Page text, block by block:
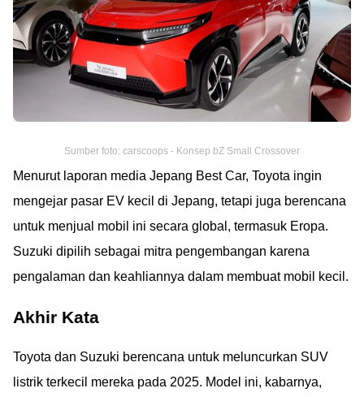
Sumber foto: carscoops - Konsep bZ Small Crossover
Menurut laporan media Jepang Best Car, Toyota ingin
mengejar pasar EV kecil di Jepang, tetapi juga berencana
untuk menjual mobil ini secara global, termasuk Eropa.
Suzuki dipilih sebagai mitra pengembangan karena
pengalaman dan keahliannya dalam membuat mobil kecil.
Akhir Kata
Toyota dan Suzuki berencana untuk meluncurkan SUV
listrik terkecil mereka pada 2025. Model ini, kabarnya,